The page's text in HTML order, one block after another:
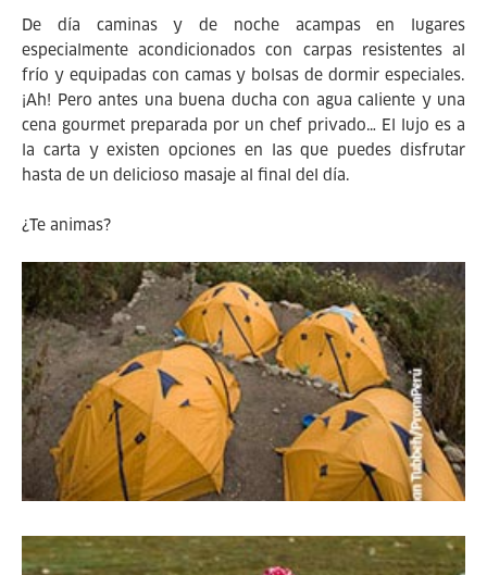
De día caminas y de noche acampas en lugares
especialmente acondicionados con carpas resistentes al
frío y equipadas con camas y bolsas de dormir especiales.
¡Ah! Pero antes una buena ducha con agua caliente y una
cena gourmet preparada por un chef privado… El lujo es a
la carta y existen opciones en las que puedes disfrutar
hasta de un delicioso masaje al final del día.
¿Te animas?